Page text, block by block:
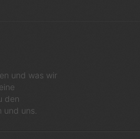
und was wir
den
und uns.